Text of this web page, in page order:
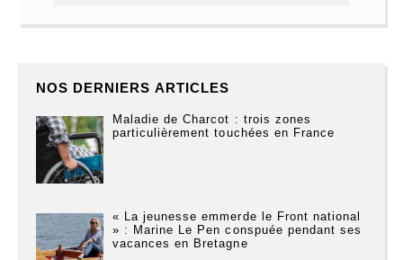
NOS DERNIERS ARTICLES
Maladie de Charcot : trois zones
particulièrement touchées en France
« La jeunesse emmerde le Front national
» : Marine Le Pen conspuée pendant ses
vacances en Bretagne